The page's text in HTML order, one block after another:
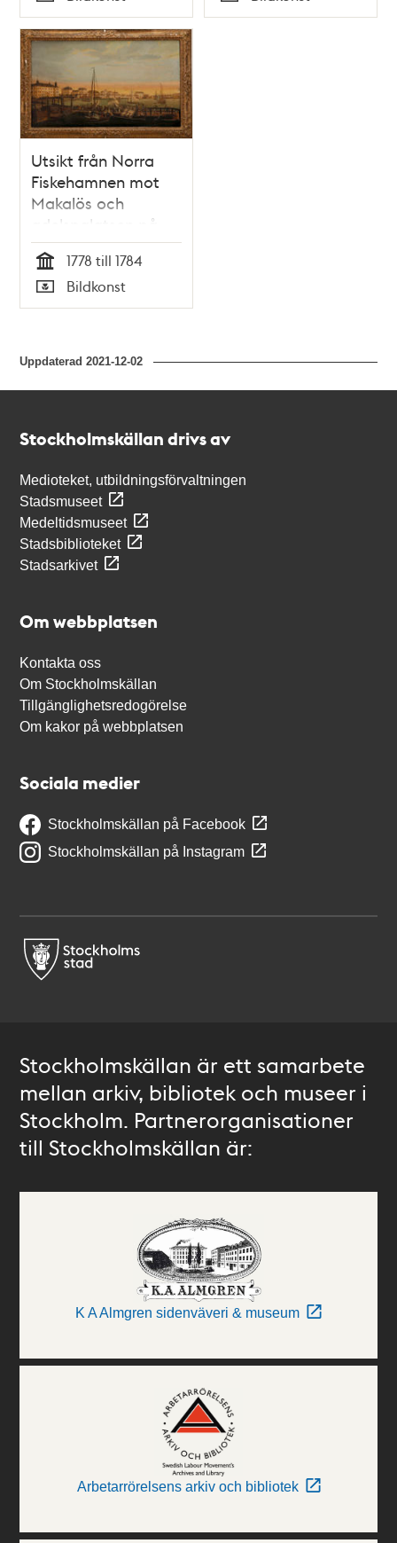
Typ
Typ
Utsikt från Norra
Fiskehamnen mot
Makalös och
adelspalatsen på
Blasieholmen
Tid
1778 till 1784
Typ
Bildkonst
Uppdaterad2021-12-02
Stockholmskällan drivs av
Medioteket, utbildningsförvaltningen
Stadsmuseet
Medeltidsmuseet
Stadsbiblioteket
Stadsarkivet
Om webbplatsen
Kontakta oss
Om Stockholmskällan
Tillgänglighetsredogörelse
Om kakor på webbplatsen
Sociala medier
Stockholmskällan på Facebook
Stockholmskällan på Instagram
Stockholmskällan är ett samarbete
mellan arkiv, bibliotek och museer i
Stockholm. Partnerorganisationer
till Stockholmskällan är:
K A Almgren sidenväveri & museum
Arbetarrörelsens arkiv och bibliotek